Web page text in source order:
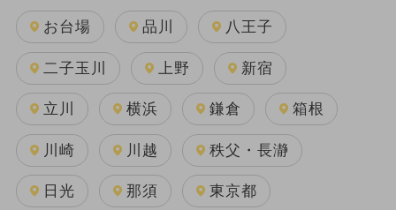
お台場 品川 八王子
二子玉川 上野 新宿
立川 横浜 鎌倉 箱根
川崎 川越 秩父・長瀞
日光 那須 東京都